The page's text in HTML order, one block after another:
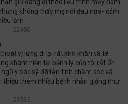
giờ đang đi theo liệu trình mấy hôm
không thấy mẹ nói đau nữa- cảm
lắm
22450
vị lưng đi lại rất khó khăn và tê
khám hiện tại bệnh lý của tôi rất ổn
y bác sỹ đã tận tình chăm sóc và
thiệu thêm nhiều bệnh nhân giống như
21535